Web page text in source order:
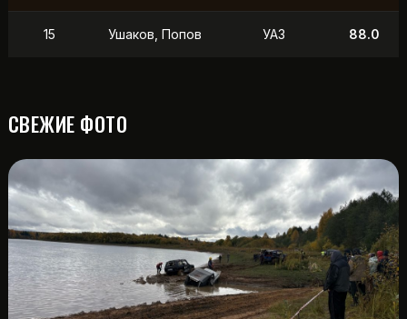
15 Ушаков, Попов УАЗ 88.0
СВЕЖИЕ ФОТО